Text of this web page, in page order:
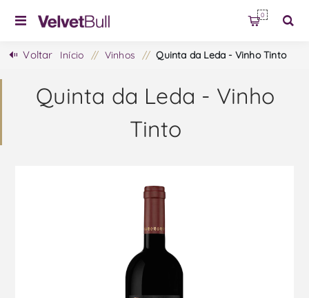
0
Voltar Início / Vinhos / Quinta da Leda - Vinho Tinto
Quinta da Leda - Vinho
Tinto